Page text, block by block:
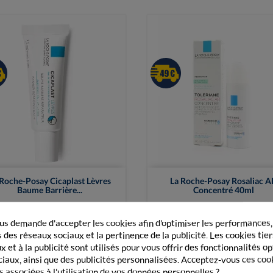
Posay Cicaplast Lèvres
Baume Barrière...
6,99 €
Vue rapide
+ Ajouter au panier
La Roche-Posay Rosaliac
Concentré 40ml
24,50 €
Vue rapide
+ Ajouter au panier
demande d'accepter les cookies afin d'optimiser les
réseaux sociaux et la pertinence de la publicité. Les cookies
et à la publicité sont utilisés pour vous offrir des fonctionnalités
ainsi que des publicités personnalisées. Acceptez-vous ces